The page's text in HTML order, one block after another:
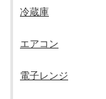
冷蔵庫
エアコン
電子レンジ